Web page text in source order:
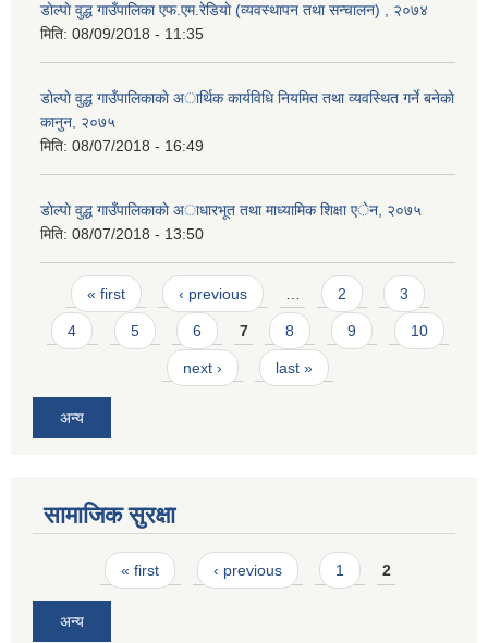
डाेल्पाे वुद्ध गाउँपालिका एफ.एम.रेडियाे (व्यवस्थापन तथा सन्चालन) , २०७४
मिति: 08/09/2018 - 11:35
डाेल्पाे वुद्ध गाउँपालिकाकाे अार्थिक कार्यविधि नियमित तथा व्यवस्थित गर्ने बनेकाे
कानुन, २०७५
मिति: 08/07/2018 - 16:49
डाेल्पाे वुद्ध गाउँपालिकाकाे अाधारभूत तथा माध्यामिक शिक्षा एेन, २०७५
मिति: 08/07/2018 - 13:50
Pages
« first ‹ previous 2 3
4 5 6 7 8 9 10
next › last »
अन्य
सामाजिक सुरक्षा
Pages« first ‹ previous 1 2
अन्य